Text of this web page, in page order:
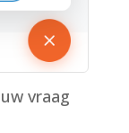
vraag